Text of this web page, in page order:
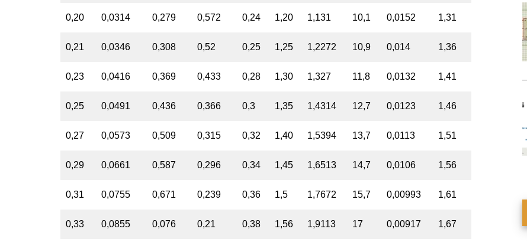
0,20 0,0314 0,279 0,572 0,24 1,20 1,131 10,1 0,0152 1,31
0,21 0,0346 0,308 0,52 0,25 1,25 1,2272 10,9 0,014 1,36
0,23 0,0416 0,369 0,433 0,28 1,30 1,327 11,8 0,0132 1,41
0,25 0,0491 0,436 0,366 0,3 1,35 1,4314 12,7 0,0123 1,46
0,27 0,0573 0,509 0,315 0,32 1,40 1,5394 13,7 0,0113 1,51
0,29 0,0661 0,587 0,296 0,34 1,45 1,6513 14,7 0,0106 1,56
0,31 0,0755 0,671 0,239 0,36 1,5 1,7672 15,7 0,00993 1,61
0,33 0,0855 0,076 0,21 0,38 1,56 1,9113 17 0,00917 1,67